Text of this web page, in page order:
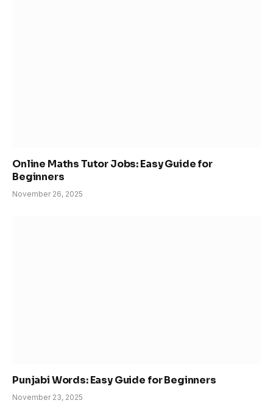
Online Maths Tutor Jobs: Easy Guide for
Beginners
November 26, 2025
Punjabi Words: Easy Guide for Beginners
November 23, 2025